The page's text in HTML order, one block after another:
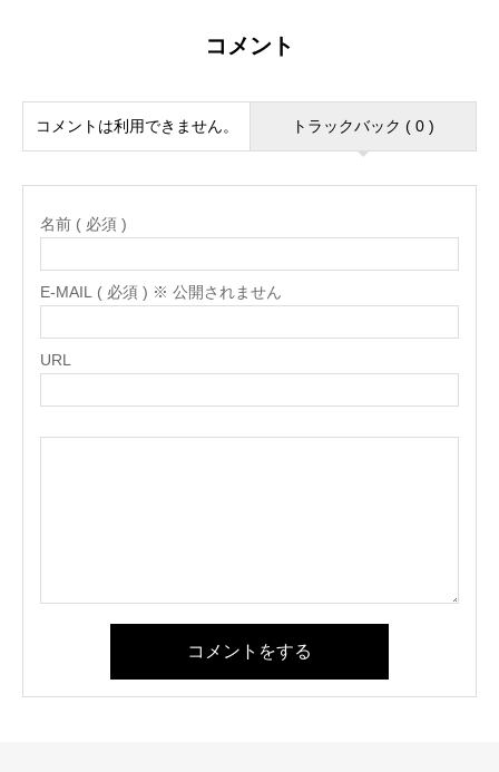
コメント
コメントは利用できません。 トラックバック ( 0 )
名前 ( 必須 )
E-MAIL ( 必須 ) ※ 公開されません
URL
コメントをする